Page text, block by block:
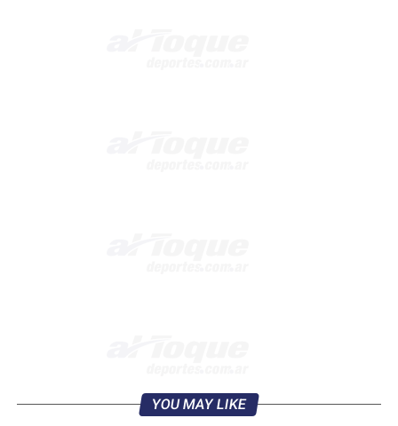
YOU MAY LIKE